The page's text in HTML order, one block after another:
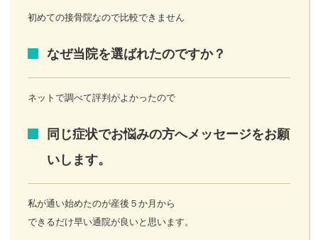
初めての接骨院なので比較できません
なぜ当院を選ばれたのですか？
ネットで調べて評判がよかったので
同じ症状でお悩みの方へメッセージをお願
いします。
私が通い始めたのが産後５か月から
できるだけ早い通院が良いと思います。